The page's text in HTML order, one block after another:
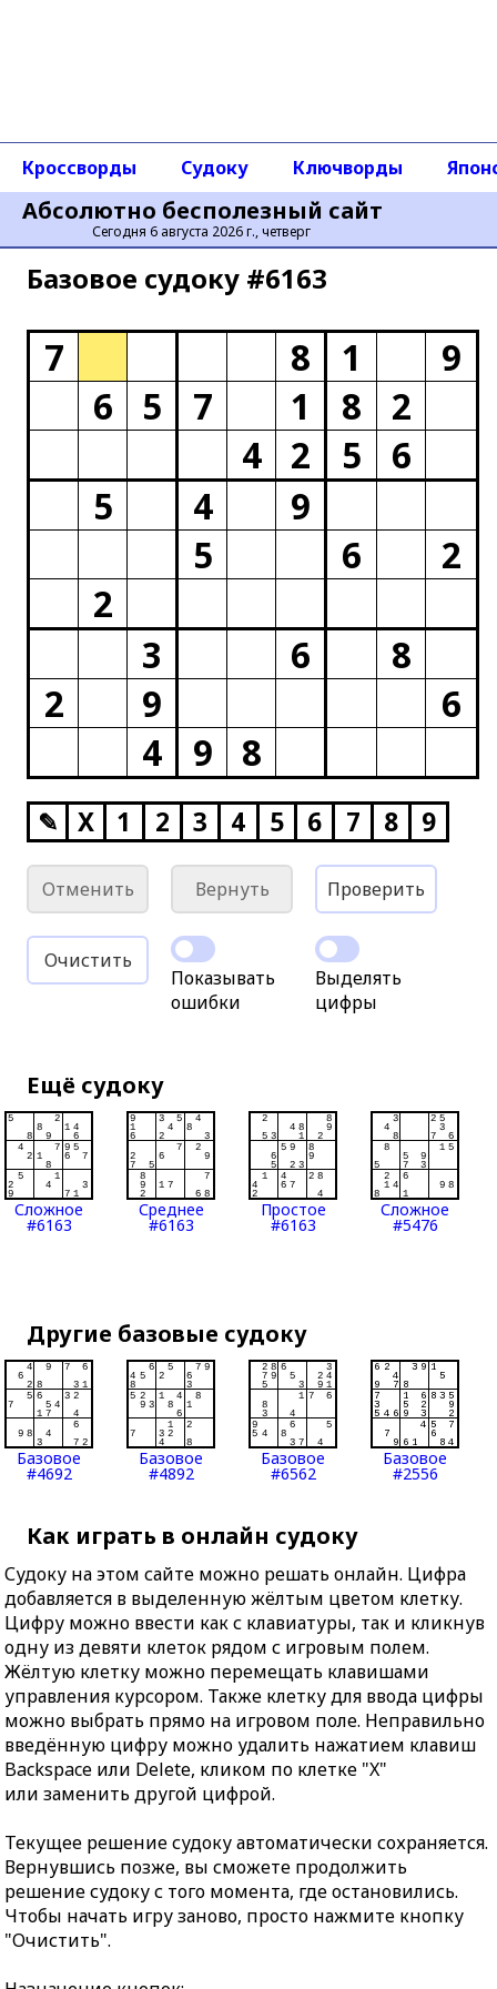
Абсолютно бесполезный сайт
Сегодня 6 августа 2026 г., четверг
Кроссворды Судоку Ключворды
Базовое cудоку #6163
7 8 1
9
6
5 7 1 8
2
4
2 5
6
5
4
9
5
6
2
2
3
6
8
2
9
6
4
9 8
✎ X 1 2 3 4 5 6 7 8 9
Отменить Вернуть Проверить
Очистить
Показывать
ошибки
Выделять
цифры
Ещё судоку
Сложное
#6163
Среднее
#6163
Простое
#6163
Сложное
#5476
Другие базовые судоку
Базовое
#4692
Базовое
#4892
Базовое
#6562
Базовое
#2556
Как играть в онлайн судоку
Судоку на этом сайте можно решать онлайн. Цифра
добавляется в выделенную жёлтым цветом клетку.
Цифру можно ввести как с клавиатуры, так и кликнув
одну из девяти клеток рядом с игровым полем.
Жёлтую клетку можно перемещать клавишами
управления курсором. Также клетку для ввода цифры
можно выбрать прямо на игровом поле. Неправильно
введённую цифру можно удалить нажатием клавиш
Backspace или Delete, кликом по клетке "X"
или заменить другой цифрой.
Текущее решение судоку автоматически сохраняется.
Вернувшись позже, вы сможете продолжить
решение судоку с того момента, где остановились.
Чтобы начать игру заново, просто нажмите кнопку
"Очистить".